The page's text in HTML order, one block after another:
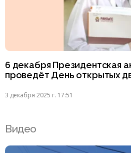
6 декабря Президентская
проведёт День открытых
3 декабря 2025 г. 17:51
Видео